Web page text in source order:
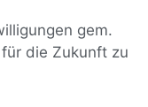
gem.
die Zukunft zu